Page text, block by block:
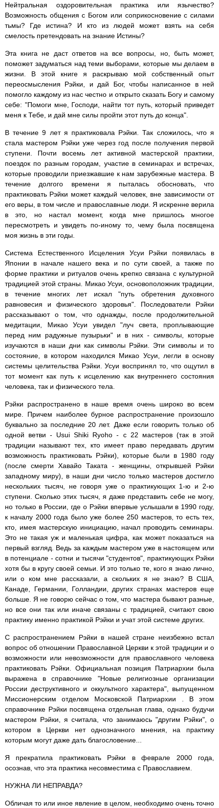
Нейтральная оздоровительная практика или язычество?
Возможность общения с Богом или соприкосновение с силами
тьмы? Где истина? И кто из людей может взять на себя
смелость претендовать на знание Истины?
Эта книга не даст ответов на все вопросы, но, быть может,
поможет задуматься над теми выборами, которые мы делаем в
жизни. В этой книге я раскрываю мой собственный опыт
переосмысления Рэйки, и дай Бог, чтобы написанное в ней
помогло каждому из нас честно и открыто сказать Богу и самому
себе: "Помоги мне, Господи, найти тот путь, который приведет
меня к Тебе, и дай мне силы пройти этот путь до конца".
В течение 9 лет я практиковала Рэйки. Так сложилось, что я
стала мастером Рэйки уже через год после получения первой
ступени. Почти восемь лет активной мастерской практики,
поездок по разным городам, участие в семинарах и встречах,
которые проводили приезжавшие к нам зарубежные мастера. В
течение долгого времени я пыталась обосновать, что
практиковать Рэйки может каждый человек, вне зависимости от
его веры, в том числе и православные люди. Я искренне верила
в это, но настал момент, когда мне пришлось многое
пересмотреть и увидеть по-иному то, чему была посвящена
моя жизнь в эти годы.
Система Естественного Исцеления Усуи Рэйки появилась в
Японии в начале нашего века и по сути своей, а также по
форме практики и ритуалов очень крепко связана с культурной
традицией этой страны. Микао Усуи, основоположник традиции,
в течение многих лет искал "путь обретения духовного
равновесия и физического здоровья". Последователи Рэйки
рассказывают о том, что однажды, после продолжительной
медитации, Микао Усуи увидел "луч света, проплывающие
перед ним радужные пузырьки" и в них - символы, которые
изучаются в наши дни как символы Рэйки. Эти символы и то
состояние, в котором находился Микао Усуи, легли в основу
системы целительства Рэйки. Усуи воспринял то, что ощутил в
тот момент как путь к исцелению как внутреннего состояния
человека, так и физического тела.
Рэйки распространено в наше время очень широко во всем
мире. Причем наиболее бурное распространение произошло
буквально за последние 20 лет. Даже если говорить только об
одной ветви - Usui Shiki Ryoho - с 22 мастеров (так в этой
традиции называют тех, кто имеет право передавать другим
возможность практиковать Рэйки), которые были в 1980 году
(после смерти Хавайо Таката - женщины, открывшей Рэйки
западному миру), в наши дни число только мастеров достигло
нескольких тысяч, не говоря уже о практикующих 1-ю и 2-ю
ступени. Сколько этих тысяч, я даже представить себе не могу,
но только в России, где о Рэйки впервые услышали в 1990 году,
к началу 2000 года было уже более 250 мастеров, то есть тех,
кто, имея мастерскую инициацию, начал проводить семинары.
Это не такая уж и маленькая цифра, как может показаться на
первый взгляд. Ведь за каждым мастером уже в настоящем или
в потенциале - сотни и тысячи "студентов", практикующих Рэйки
хотя бы в кругу своей семьи. И это только те, кого я знаю лично,
или о ком мне рассказали, а скольких я не знаю? В США,
Канаде, Германии, Голландии, других странах мастеров еще
больше. Я не говорю сейчас о том, что мастера бывают разные,
но все они так или иначе связаны с традицией, считают свою
практику именно практикой Рэйки и учат этой системе других.
С распространением Рэйки в нашей стране неизбежно встал
вопрос об отношении Православной Церкви к этой традиции и о
возможности или невозможности для православного человека
практиковать Рэйки. Официальная позиция Патриархии была
выражена в справочнике "Новые религиозные организации
России деструктивного и оккультного характера", выпущенном
Миссионерским отделом Московской Патриархии . В этом
справочнике Рэйки посвящена отдельная глава, однако будучи
мастером Рэйки, я считала, что занимаюсь "другим Рэйки", о
котором в Церкви нет однозначного мнения, на практику
которым могут даже дать благословение...
Я прекратила практиковать Рэйки в феврале 2000 года,
осознав, что эта практика несовместима с Православием.
НУЖНА ЛИ НЕПРАВДА?
Обличая то или иное явление в целом, необходимо очень точно